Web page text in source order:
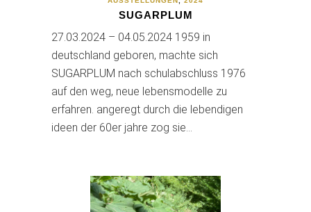
SUGARPLUM
27.03.2024 – 04.05.2024 1959 in
deutschland geboren, machte sich
SUGARPLUM nach schulabschluss 1976
auf den weg, neue lebensmodelle zu
erfahren. angeregt durch die lebendigen
ideen der 60er jahre zog sie…